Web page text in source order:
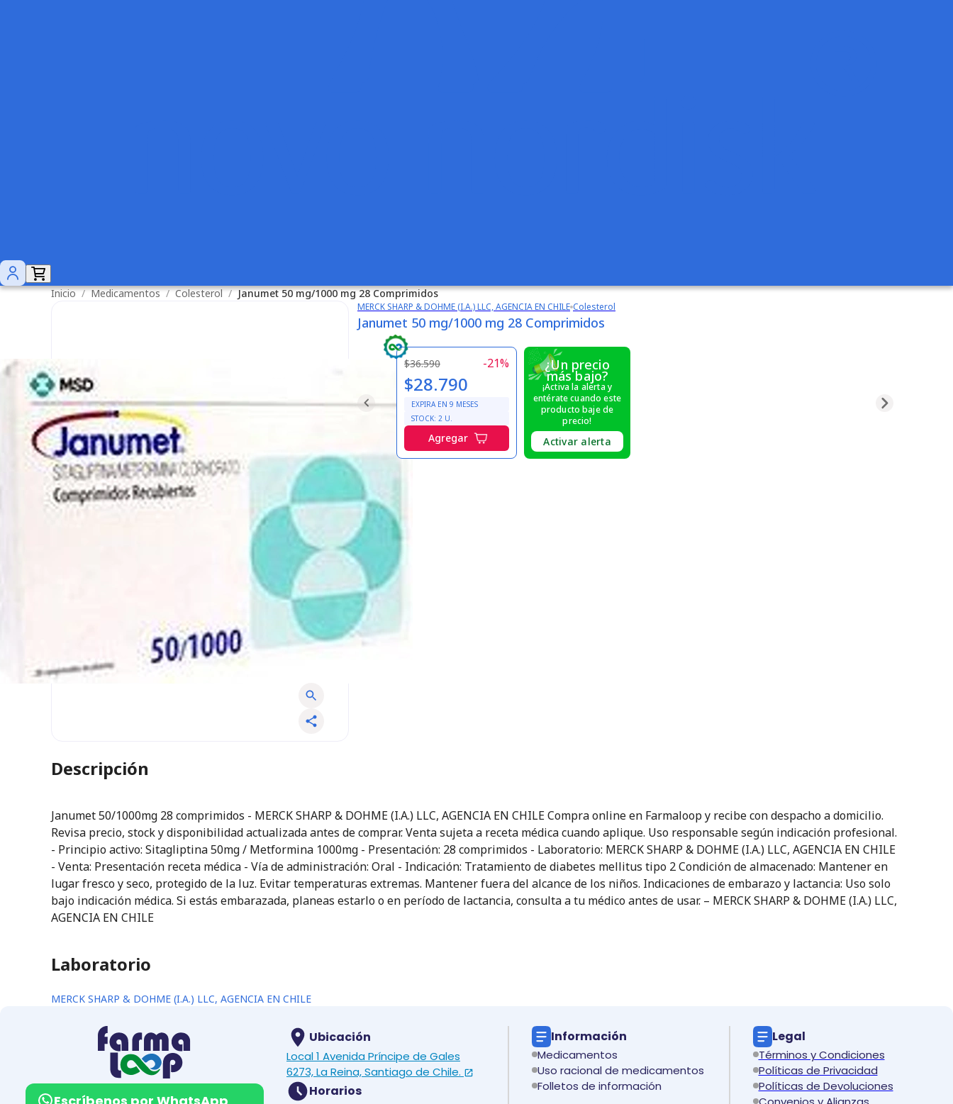
Inicio / Medicamentos / Colesterol / Janumet 50 mg/1000 mg 28 Comprimidos
MERCK SHARP & DOHME (I.A.) LLC, AGENCIA EN CHILE Colesterol
Janumet 50 mg/1000 mg 28 Comprimidos
$36.590 -21%
$28.790
EXPIRA EN 9 MESES
STOCK: 2 U.
Agregar
¿Un precio
más bajo?
¡Activa la alerta y
entérate cuando este
producto baje de
precio!
Activar alerta
Descripción
Janumet 50/1000mg 28 comprimidos - MERCK SHARP & DOHME (I.A.) LLC, AGENCIA EN CHILE Compra online en Farmaloop y recibe con despacho a domicilio.
Revisa precio, stock y disponibilidad actualizada antes de comprar. Venta sujeta a receta médica cuando aplique. Uso responsable según indicación profesional.
- Principio activo: Sitagliptina 50mg / Metformina 1000mg - Presentación: 28 comprimidos - Laboratorio: MERCK SHARP & DOHME (I.A.) LLC, AGENCIA EN CHILE
- Venta: Presentación receta médica - Vía de administración: Oral - Indicación: Tratamiento de diabetes mellitus tipo 2 Condición de almacenado: Mantener en
lugar fresco y seco, protegido de la luz. Evitar temperaturas extremas. Mantener fuera del alcance de los niños. Indicaciones de embarazo y lactancia: Uso solo
bajo indicación médica. Si estás embarazada, planeas estarlo o en período de lactancia, consulta a tu médico antes de usar. – MERCK SHARP & DOHME (I.A.) LLC,
AGENCIA EN CHILE
Laboratorio
MERCK SHARP & DOHME (I.A.) LLC, AGENCIA EN CHILE
Ubicación
Local 1 Avenida Príncipe de Gales
6273, La Reina, Santiago de Chile.
Horarios
Información
Medicamentos
Uso racional de medicamentos
Folletos de información
Legal
Términos y Condiciones
Políticas de Privacidad
Políticas de Devoluciones